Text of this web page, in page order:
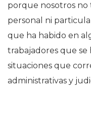
porque nosotros
personal ni
que ha habido en
trabajadores que se
situaciones que
administrativas y